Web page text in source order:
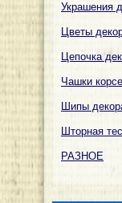
Украшения
Цветы
Цепочка
Чашки
Шипы
Шторная
РАЗНОЕ